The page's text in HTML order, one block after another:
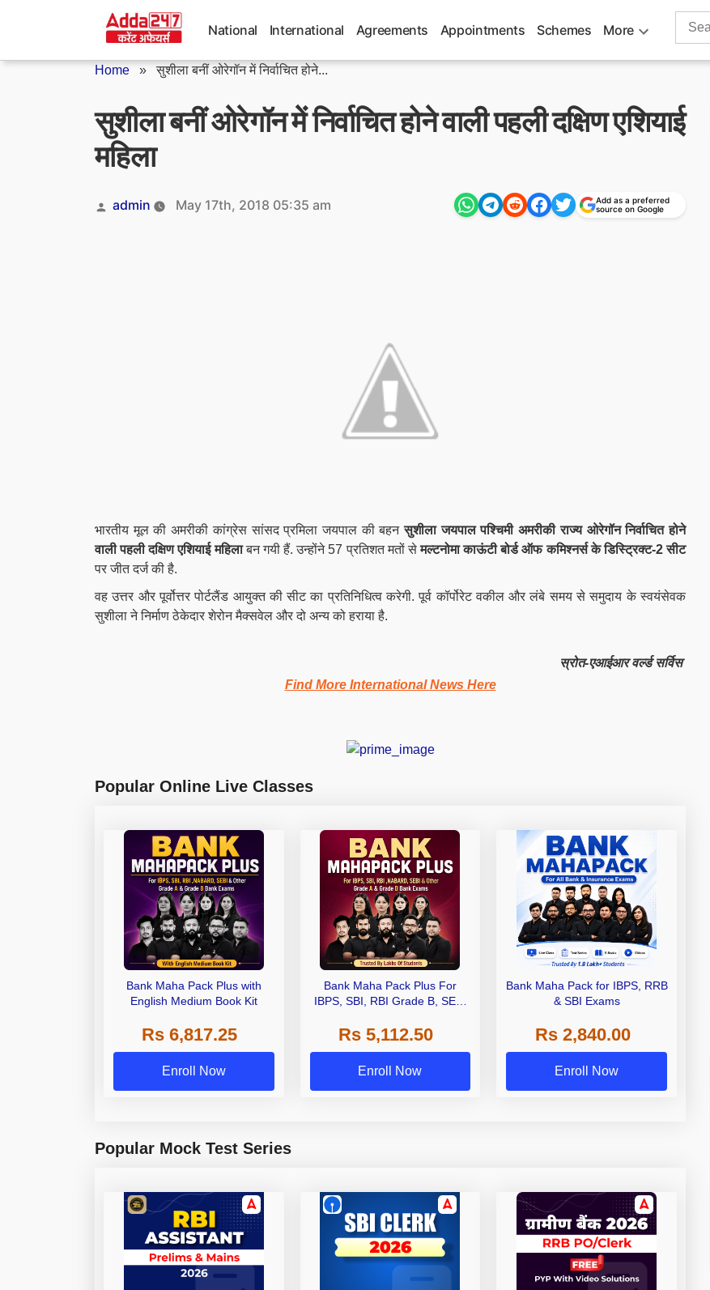
National International Agreements Appointments Schemes More
Search
Home »सुशीला बनीं ओरेगॉन में निर्वाचित होने...
सुशीला बनीं ओरेगॉन में निर्वाचित होने वाली पहली दक्षिण एशियाई
महिला
Posted
admin May 17th, 2018 05:35 am
Add as a preferred
source on Google
भारतीय मूल की अमरीकी कांग्रेस सांसद प्रमिला जयपाल की बहनसुशीला जयपाल पश्चिमी अमरीकी राज्य ओरेगॉन निर्वाचित होने
वाली पहली दक्षिण एशियाई महिलाबन गयी हैं. उन्होंने 57 प्रतिशत मतों सेमल्टनोमा काऊंटी बोर्ड ऑफ कमिश्नर्स के डिस्ट्रिक्ट-2 सीट
पर जीत दर्ज की है.
वह उत्तर और पूर्वोत्तर पोर्टलैंड आयुक्त की सीट का प्रतिनिधित्व करेगी. पूर्व कॉर्पोरेट वकील और लंबे समय से समुदाय के स्वयंसेवक
सुशीला ने निर्माण ठेकेदार शेरोन मैक्सवेल और दो अन्य को हराया है.
स्रोत-एआईआर वर्ल्ड सर्विस
Find More International News Here
Popular Online Live Classes
Bank Maha Pack Plus with
English Medium Book Kit
Rs 6,817.25
Enroll Now
Bank Maha Pack Plus For
IBPS, SBI, RBI Grade B, SEBI
Other Grade A & Grade B Bank
Exams
Rs 5,112.50
Enroll Now
Bank Maha Pack for IBPS, RRB
& SBI Exams
Rs 2,840.00
Enroll Now
Popular Mock Test Series